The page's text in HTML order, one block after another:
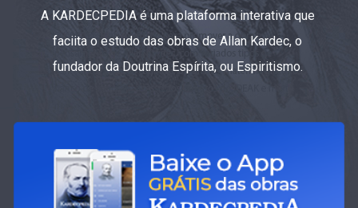
A KARDECPEDIA é uma plataforma interativa que
faciita o estudo das obras de Allan Kardec, o
fundador da Doutrina Espírita, ou Espiritismo.